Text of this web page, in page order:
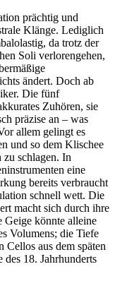
prächtig und
Klänge. Lediglich
da trotz der
Soli verlorengehen,
ändert. Doch ab
Die fünf
Zuhören, sie
präzise an – was
allem gelingt es
und so dem Klischee
zu schlagen. In
eine
bereits verbraucht
schnell wett. Die
macht sich durch ihre
Geige könnte alleine
Volumens; die Tiefe
Cellos aus dem späten
18. Jahrhunderts